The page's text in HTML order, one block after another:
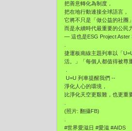
把善意轉化為制度，
把在地行動連接全球語言，
它將不只是「做公益的社團
而是永續時代最重要的公民
— 這也是ESG Project Aster
捷運板南線主題列車以「
活。」「每個人都值得被尊
U=U 列車提醒我們 --
淨化人心的環境，
比淨化天空更艱難，也更重
(照片: 翻攝FB)
#世界愛滋日 #愛滋 #AIDS